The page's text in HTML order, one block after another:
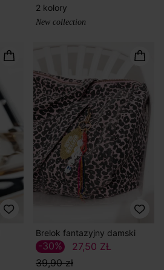
2 kolory
New collection
Brelok fantazyjny damski
27,50 ZŁ
39,90 zł
-30%